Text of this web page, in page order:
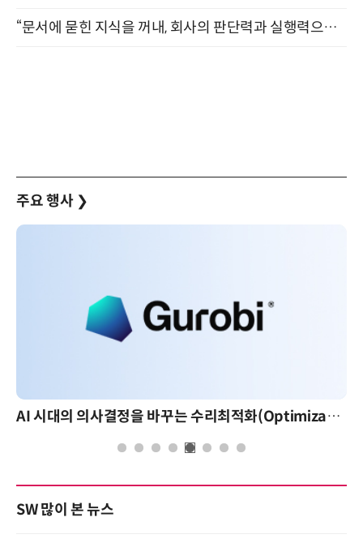
“문서에 묻힌 지식을 꺼내, 회사의 판단력과 실행력으로 바꾸다” (8/20)
주요 행사 ❯
AI 시대의 의사결정을 바꾸는 수리최적화(Optimization): 실제 산업 적용 사례와 활용 전략
SW 많이 본 뉴스